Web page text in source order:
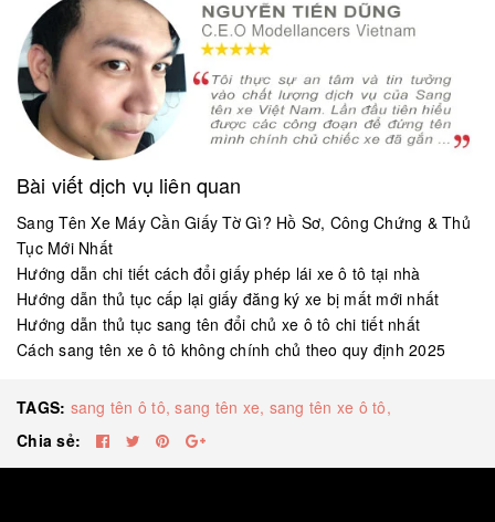
Bài viết dịch vụ liên quan
Sang Tên Xe Máy Cần Giấy Tờ Gì? Hồ Sơ, Công Chứng & Thủ
Tục Mới Nhất
Hướng dẫn chi tiết cách đổi giấy phép lái xe ô tô tại nhà
Hướng dẫn thủ tục cấp lại giấy đăng ký xe bị mất mới nhất
Hướng dẫn thủ tục sang tên đổi chủ xe ô tô chi tiết nhất
Cách sang tên xe ô tô không chính chủ theo quy định 2025
TAGS: sang tên ô tô, sang tên xe, sang tên xe ô tô,
Chia sẻ: